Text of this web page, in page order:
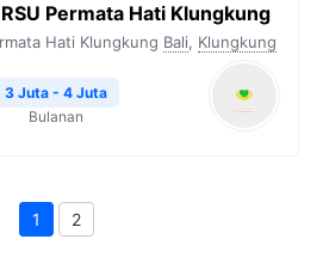
Permata Hati Klungkung
Hati Klungkung Bali, Klungkung
3 Juta - 4 Juta
Bulanan
Page
1 2